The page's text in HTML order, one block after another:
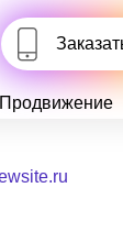
Продвижение